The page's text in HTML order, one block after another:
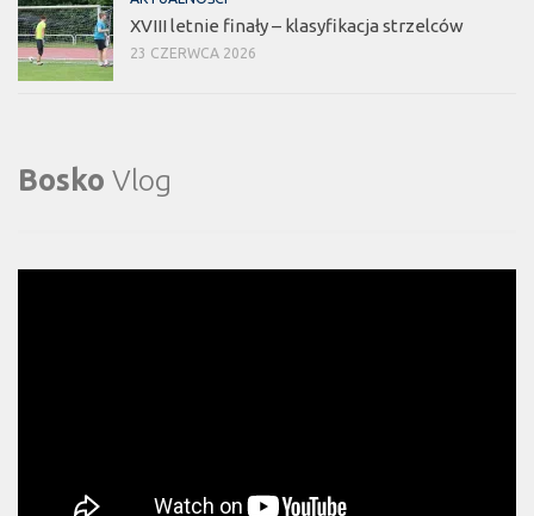
XVIII letnie finały – klasyfikacja strzelców
23 CZERWCA 2026
Bosko Vlog